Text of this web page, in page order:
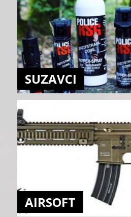
SUZAVCI
AIRSOFT